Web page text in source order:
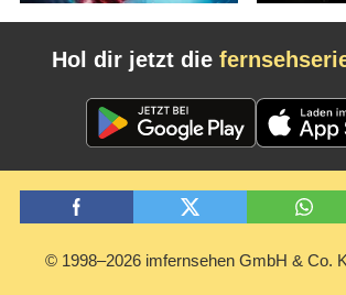
Hol dir jetzt die
© 1998–2026 imfernsehen GmbH & Co.